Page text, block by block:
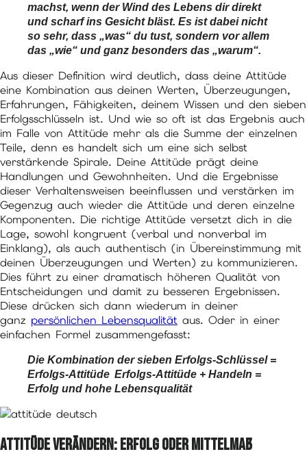
machst, wenn der Wind des Lebens dir direkt
und scharf ins Gesicht bläst. Es ist dabei nicht
so sehr, dass „was“ du tust, sondern vor allem
das „wie“ und ganz besonders das „warum“.
Aus dieser Definition wird deutlich, dass deine Attitüde
eine Kombination aus deinen Werten, Überzeugungen,
Erfahrungen, Fähigkeiten, deinem Wissen und den sieben
Erfolgsschlüsseln ist. Und wie so oft ist das Ergebnis auch
im Falle von Attitüde mehr als die Summe der einzelnen
Teile, denn es handelt sich um eine sich selbst
verstärkende Spirale. Deine Attitüde prägt deine
Handlungen und Gewohnheiten. Und die Ergebnisse
dieser Verhaltensweisen beeinflussen und verstärken im
Gegenzug auch wieder die Attitüde und deren einzelne
Komponenten. Die richtige Attitüde versetzt dich in die
Lage, sowohl kongruent (verbal und nonverbal im
Einklang), als auch authentisch (in Übereinstimmung mit
deinen Überzeugungen und Werten) zu kommunizieren.
Dies führt zu einer dramatisch höheren Qualität von
Entscheidungen und damit zu besseren Ergebnissen.
Diese drücken sich dann wiederum in deiner
ganz persönlichen Lebensqualität aus. Oder in einer
einfachen Formel zusammengefasst:
Die Kombination der sieben Erfolgs-Schlüssel =
Erfolgs-Attitüde Erfolgs-Attitüde + Handeln =
Erfolg und hohe Lebensqualität
Attitüde verändern: Erfolg oder Mittelmaß